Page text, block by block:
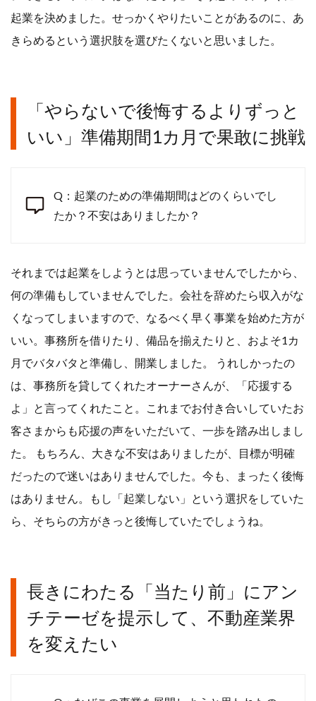
起業を決めました。せっかくやりたいことがあるのに、あ
きらめるという選択肢を選びたくないと思いました。
「やらないで後悔するよりずっと
いい」準備期間1カ月で果敢に挑戦
Q：起業のための準備期間はどのくらいでし
たか？不安はありましたか？
それまでは起業をしようとは思っていませんでしたから、
何の準備もしていませんでした。会社を辞めたら収入がな
くなってしまいますので、なるべく早く事業を始めた方が
いい。事務所を借りたり、備品を揃えたりと、およそ1カ
月でバタバタと準備し、開業しました。 うれしかったの
は、事務所を貸してくれたオーナーさんが、「応援する
よ」と言ってくれたこと。これまでお付き合いしていたお
客さまからも応援の声をいただいて、一歩を踏み出しまし
た。 もちろん、大きな不安はありましたが、目標が明確
だったので迷いはありませんでした。今も、まったく後悔
はありません。もし「起業しない」という選択をしていた
ら、そちらの方がきっと後悔していたでしょうね。
長きにわたる「当たり前」にアン
チテーゼを提示して、不動産業界
を変えたい